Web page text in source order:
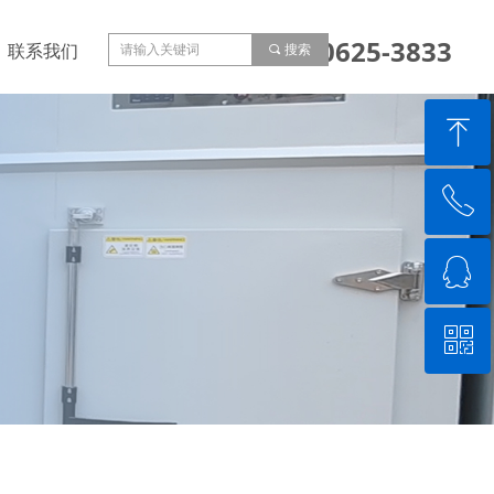
联系我们 153-0625-3833
끠 搜索
ꁸ
回到顶部
ꂅ
ꁗ
QQ客服
ꀥ